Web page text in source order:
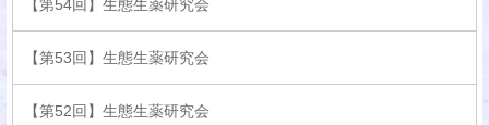
【第54回】生態生薬研究会
【第53回】生態生薬研究会
【第52回】生態生薬研究会